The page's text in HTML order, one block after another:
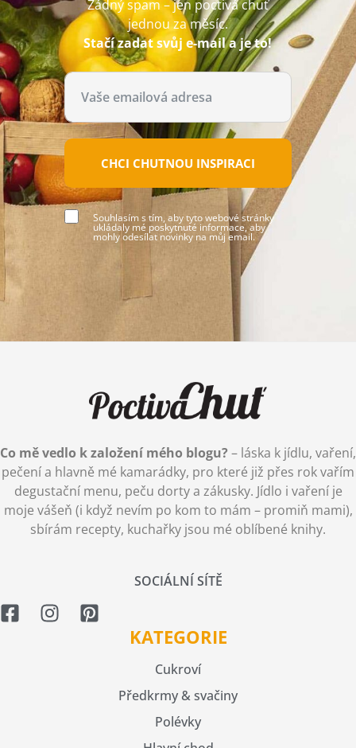
Žádný spam – jen poctivá chuť
jednou za měsíc.
Stačí zadat svůj e-mail a je to!
CHCI CHUTNOU INSPIRACI
Souhlasím s tím, aby tyto webové stránky
ukládaly mé poskytnuté informace, aby
mohly odesílat novinky na můj email.
Co mě vedlo k založení mého blogu? – láska k jídlu, vaření,
pečení a hlavně mé kamarádky, pro které již přes rok vařím
degustační menu, peču dorty a zákusky. Jídlo i vaření je
moje vášeň (i když nevím po kom to mám – promiň mami),
sbírám recepty, kuchařky jsou mé oblíbené knihy.
SOCIÁLNÍ SÍTĚ
KATEGORIE
Cukroví
Předkrmy & svačiny
Polévky